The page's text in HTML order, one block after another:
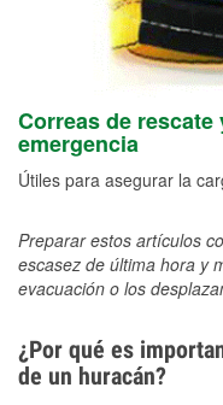
Correas de
emergencia
Útiles para asegurar la
Preparar estos artículos
escasez de última hora y
evacuación o los
¿Por qué es
de un huracán?